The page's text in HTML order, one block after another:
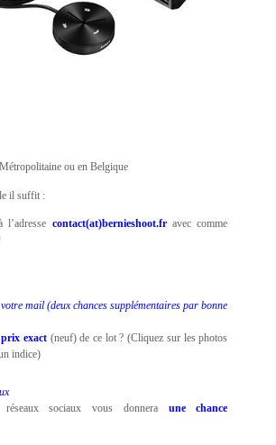
ou en Belgique
il suffit :
contact(at)bernieshoot.fravec comme
mail (deux chances supplémentaires par bonne
exact(neuf) de ce lot ? (Cliquez sur les photos
indice)
sociaux vous donnera une chance